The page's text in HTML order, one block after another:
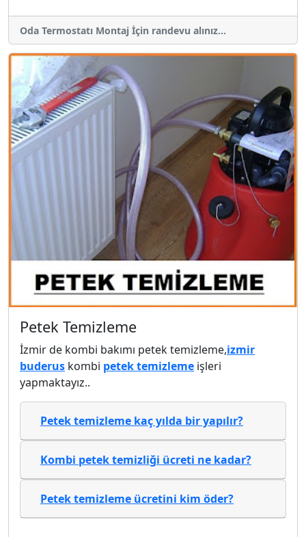
Oda Termostatı Montaj İçin randevu alınız...
Petek Temizleme
İzmir de kombi bakımı petek temizleme,izmir
buderus kombi petek temizleme işleri
yapmaktayız..
Petek temizleme kaç yılda bir yapılır?
Kombi petek temizliği ücreti ne kadar?
Petek temizleme ücretini kim öder?